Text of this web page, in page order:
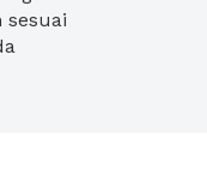
sesuai